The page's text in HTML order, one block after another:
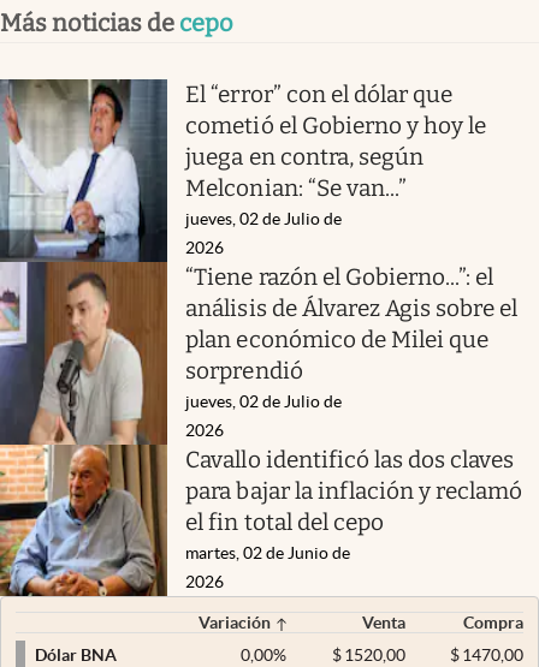
Más noticias de cepo
El “error” con el dólar que
cometió el Gobierno y hoy le
juega en contra, según
Melconian: “Se van...”
jueves, 02 de Julio de
2026
“Tiene razón el Gobierno...”: el
análisis de Álvarez Agis sobre el
plan económico de Milei que
sorprendió
jueves, 02 de Julio de
2026
Cavallo identificó las dos claves
para bajar la inflación y reclamó
el fin total del cepo
martes, 02 de Junio de
2026
Variación Venta
Compra
Dólar BNA
0,00% $ 1520,00 $1470,00